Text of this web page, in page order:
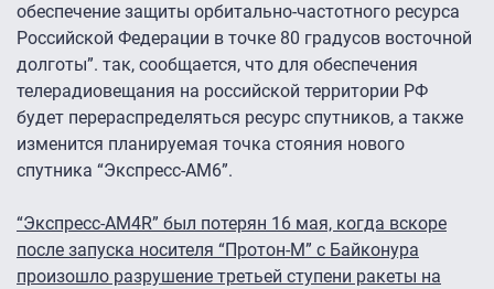
обеспечение защиты орбитально-частотного ресурса
Российской Федерации в точке 80 градусов восточной
долготы”. так, сообщается, что для обеспечения
телерадиовещания на российской территории РФ
будет перераспределяться ресурс спутников, а также
изменится планируемая точка стояния нового
спутника “Экспресс-АМ6”.
“Экспресс-АМ4R” был потерян 16 мая, когда вскоре
после запуска носителя “Протон-М” с Байконура
произошло разрушение третьей ступени ракеты на